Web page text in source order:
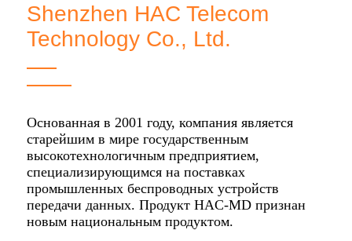
Shenzhen HAC Telecom
Technology Co., Ltd.
Основанная в 2001 году, компания является
старейшим в мире государственным
высокотехнологичным предприятием,
специализирующимся на поставках
промышленных беспроводных устройств
передачи данных. Продукт HAC-MD признан
новым национальным продуктом.